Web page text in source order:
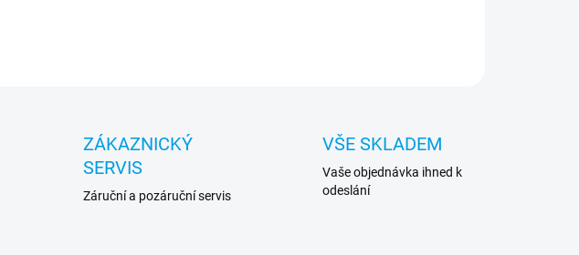
ZÁKAZNICKÝ
SERVIS
Záruční a pozáruční servis
VŠE SKLADEM
Vaše objednávka ihned k
odeslání